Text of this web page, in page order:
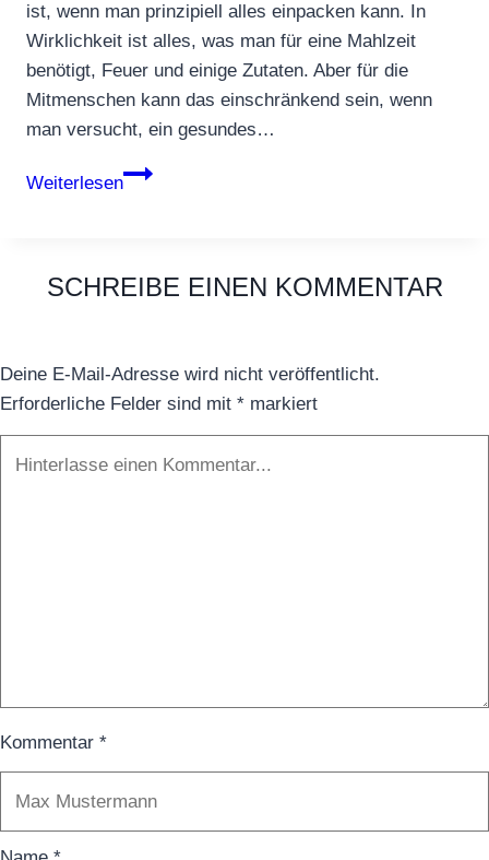
ist, wenn man prinzipiell alles einpacken kann. In
Wirklichkeit ist alles, was man für eine Mahlzeit
benötigt, Feuer und einige Zutaten. Aber für die
Mitmenschen kann das einschränkend sein, wenn
man versucht, ein gesundes…
Weiterlesen
Camping:
unterwegs
SCHREIBE EINEN KOMMENTAR
Deine E-Mail-Adresse wird nicht veröffentlicht.
Erforderliche Felder sind mit * markiert
Kommentar *